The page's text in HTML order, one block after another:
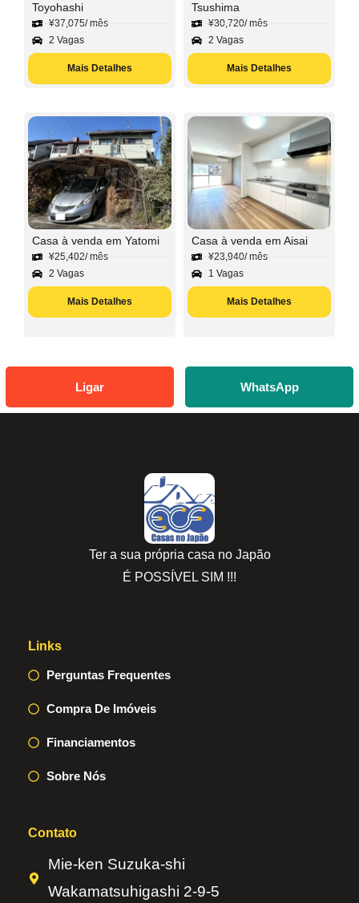
Toyohashi
¥37,075/ mês
2 Vagas
Mais Detalhes
Tsushima
¥30,720/ mês
2 Vagas
Mais Detalhes
Casa à venda em Yatomi
¥25,402/ mês
2 Vagas
Mais Detalhes
Casa à venda em Aisai
¥23,940/ mês
1 Vagas
Mais Detalhes
Ligar WhatsApp
Ter a sua própria casa no Japão
É POSSÍVEL SIM !!!
Links
Perguntas Frequentes
Compra De Imóveis
Financiamentos
Sobre Nós
Contato
Mie-ken Suzuka-shi
Wakamatsuhigashi 2-9-5